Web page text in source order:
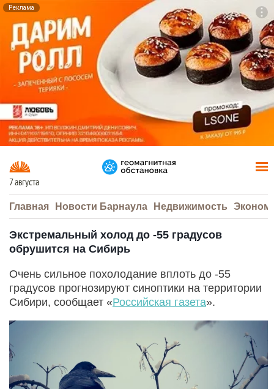
Реклама
7 августа
Главная Новости Барнаула Недвижимость
Экстремальный холод до -55 градусов
обрушится на Сибирь
Очень сильное похолодание вплоть до -55
градусов прогнозируют синоптики на территории
Сибири, сообщает «Российская газета».